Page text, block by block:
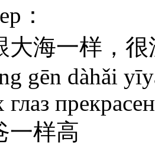
：
大海一样，很
gēn dàhǎi
глаз
一样高